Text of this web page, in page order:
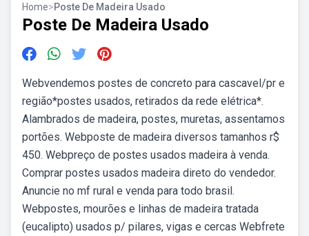
Home>Poste De Madeira Usado
Poste De Madeira Usado
Webvendemos postes de concreto para cascavel/pr e
região*postes usados, retirados da rede elétrica*.
Alambrados de madeira, postes, muretas, assentamos
portões. Webposte de madeira diversos tamanhos r$
450. Webpreço de postes usados madeira à venda.
Comprar postes usados madeira direto do vendedor.
Anuncie no mf rural e venda para todo brasil.
Webpostes, mourões e linhas de madeira tratada
(eucalipto) usados p/ pilares, vigas e cercas Webfrete